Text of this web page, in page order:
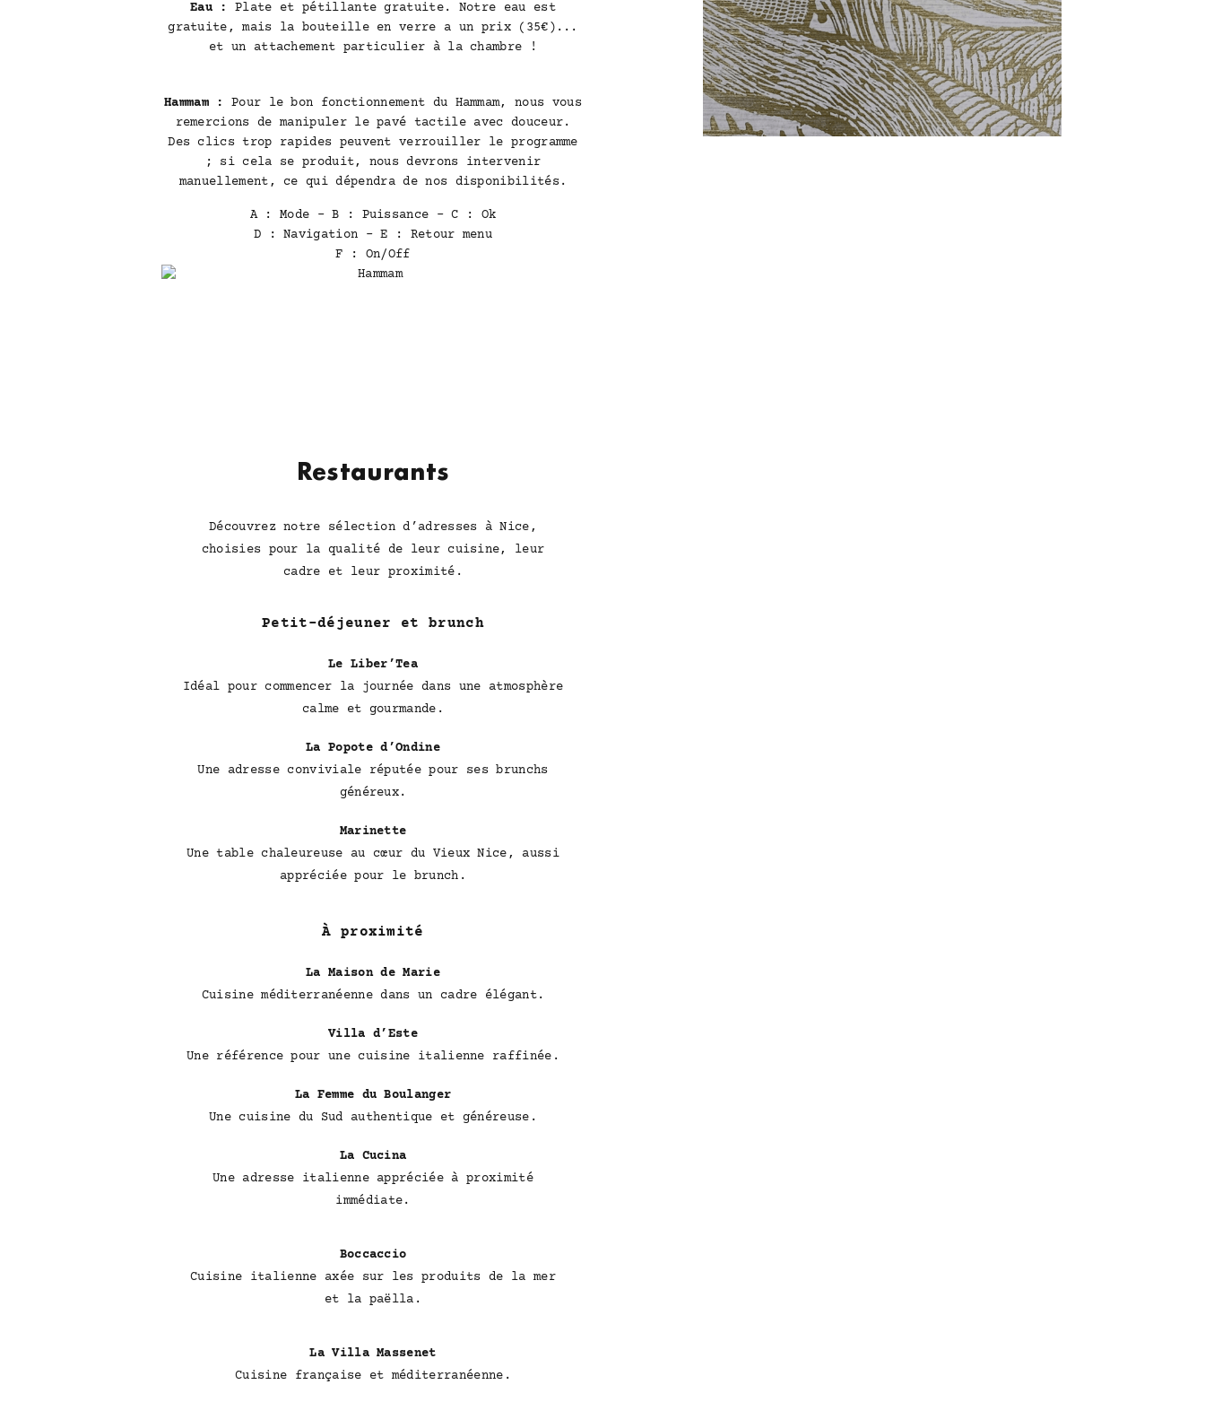
ACCUEIL
CHAMBRES & SUITES
SITUATION & ACCÈS
Eau :
Plate et pétillante gratuite. Notre eau est
gratuite, mais la bouteille en verre a un prix (35€)...
et un attachement particulier à la chambre !
Hammam :
Pour le bon fonctionnement du Hammam, nous vous
remercions de manipuler le pavé tactile avec douceur.
Des clics trop rapides peuvent verrouiller le programme
; si cela se produit, nous devrons intervenir
manuellement, ce qui dépendra de nos disponibilités.
A : Mode - B : Puissance - C : Ok
D : Navigation - E : Retour menu
F : On/Off
Restaurants
Découvrez notre sélection d’adresses à Nice,
choisies pour la qualité de leur cuisine, leur
cadre et leur proximité.
Petit-déjeuner et brunch
Le Liber’Tea
Idéal pour commencer la journée dans une atmosphère
calme et gourmande.
La Popote d’Ondine
Une adresse conviviale réputée pour ses brunchs
généreux.
Marinette
Une table chaleureuse au cœur du Vieux Nice, aussi
appréciée pour le brunch.
À proximité
La Maison de Marie
Cuisine méditerranéenne dans un cadre élégant.
Villa d’Este
Une référence pour une cuisine italienne raffinée.
La Femme du Boulanger
Une cuisine du Sud authentique et généreuse.
La Cucina
Une adresse italienne appréciée à proximité
immédiate.
Boccaccio
Cuisine italienne axée sur les produits de la mer
et la paëlla.
La Villa Massenet
Cuisine française et méditerranéenne.